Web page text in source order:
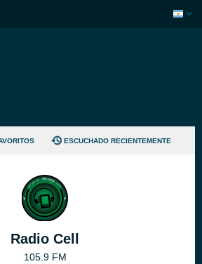
ESCUCHADO RECIENTEMENTE
Radio Cell
105.9 FM